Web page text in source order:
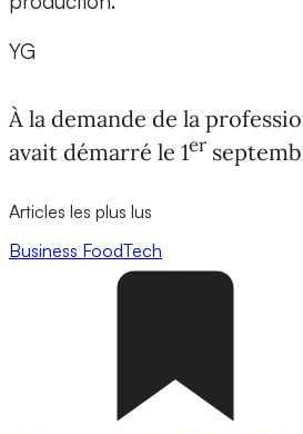
YG
À la demande de la
avait démarré le 1er
Articles les plus lus
Business FoodTech